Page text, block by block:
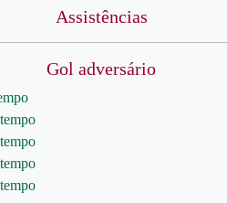
Assistências
Gol adversário